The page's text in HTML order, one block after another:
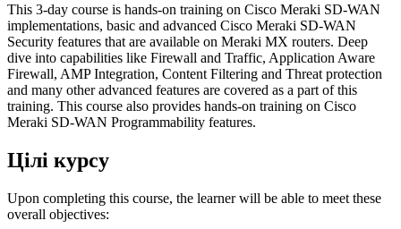
This 3-day course is hands-on training on Cisco Meraki SD-WAN
implementations, basic and advanced Cisco Meraki SD-WAN
Security features that are available on Meraki MX routers. Deep
dive into capabilities like Firewall and Traffic, Application Aware
Firewall, AMP Integration, Content Filtering and Threat protection
and many other advanced features are covered as a part of this
training. This course also provides hands-on training on Cisco
Meraki SD-WAN Programmability features.
Цілі курсу
Upon completing this course, the learner will be able to meet these
overall objectives: